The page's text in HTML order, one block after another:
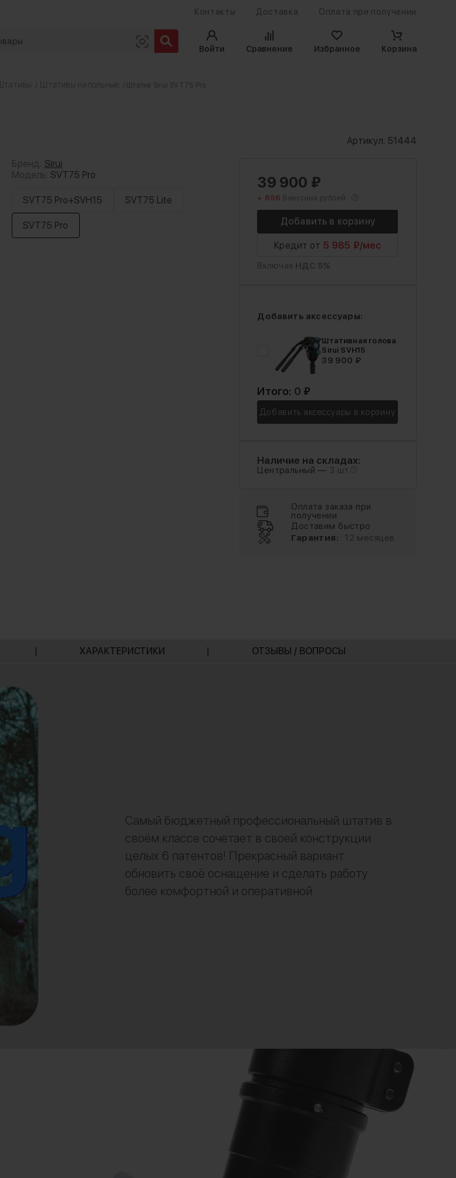
Контакты Доставка Оплата при получении
Войти
Сравнение Избранное Корзина
Штативы Штативы напольные / Штатив Sirui SVT75 Pro
Артикул: 51444
Бренд: Sirui
Модель:SVT75 Pro
SVT75 Pro+SVH15 SVT75 Lite
SVT75 Pro
39 900 ₽
+ 896 Бонусных рублей
Кредит от 5 985 ₽/мес
Включая НДС 5%
Добавить аксессуары:
Штативная голова
Sirui SVH15
39 900 ₽
Итого: 0 ₽
Добавить аксессуары в корзину
Наличие на складах:
Центральный — 3 шт.
Оплата заказа при
получении
Доставим быстро
Гарантия:
12 месяцев
| ХАРАКТЕРИСТИКИ | ОТЗЫВЫ / ВОПРОСЫ
Самый бюджетный профессиональный штатив в
своём классе сочетает в своей конструкции
целых 6 патентов! Прекрасный вариант
обновить своё оснащение и сделать работу
более комфортной и оперативной